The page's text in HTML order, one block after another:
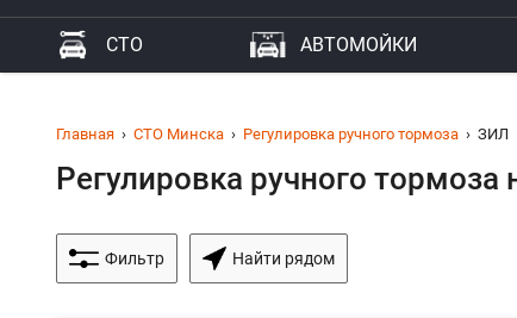
СТО АВТОМОЙКИ
Главная СТО Минска Регулировка ручного тормоза ЗИЛ
Регулировка ручного
Фильтр Найти рядом